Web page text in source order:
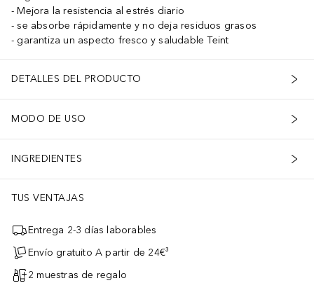
Mejora la resistencia al estrés diario
se absorbe rápidamente y no deja residuos grasos
garantiza un aspecto fresco y saludable Teint
DETALLES DEL PRODUCTO
MODO DE USO
INGREDIENTES
TUS VENTAJAS
Entrega 2-3 días laborables
Envío gratuito A partir de 24€³
2 muestras de regalo